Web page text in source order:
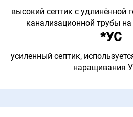
высокий септик с удлинённой
канализационной трубы
*УС
усиленный септик,
наращивания